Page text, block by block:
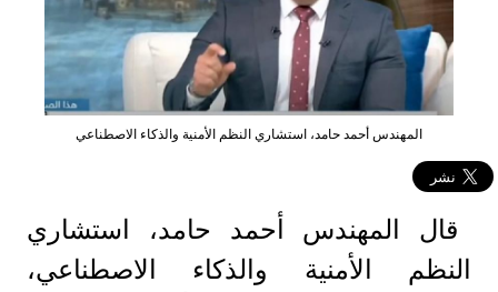
المهندس أحمد حامد، استشاري النظم الأمنية والذكاء الاصطناعي
قال المهندس أحمد حامد، استشاري
النظم الأمنية والذكاء الاصطناعي،